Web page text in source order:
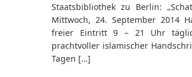
Staatsbibliothek zu Berlin:
Mittwoch, 24. September 2014
freier Eintritt 9 – 21 Uhr
prachtvoller islamischer
Tagen […]